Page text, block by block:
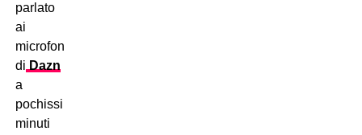
parlato
ai
microfoni
di Dazn
a
pochissimi
minuti